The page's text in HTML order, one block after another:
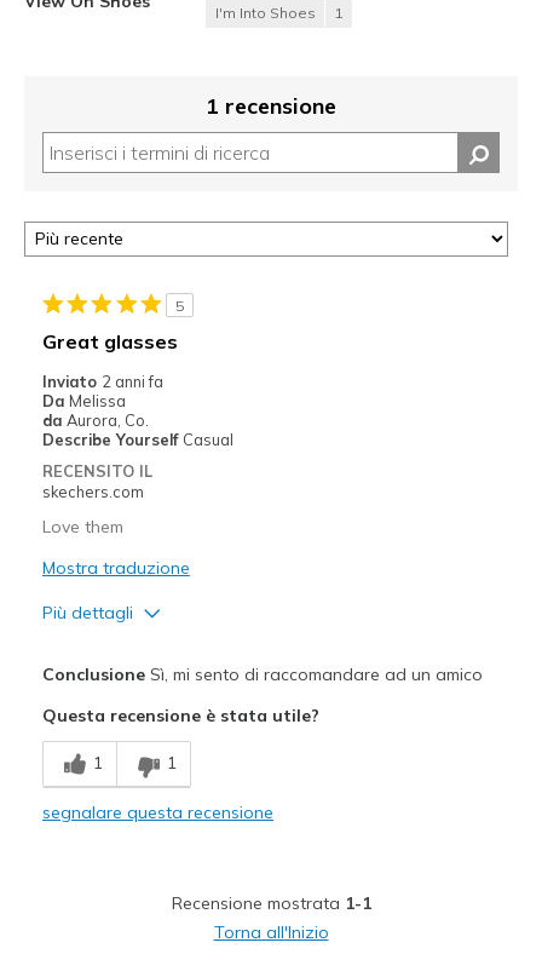
I'm Into Shoes 1
1 recensione
5
Great glasses
Inviato 2 anni fa
Da Melissa
da Aurora, Co.
Describe Yourself Casual
RECENSITO IL
skechers.com
Love them
Mostra traduzione
Più dettagli
Migliori Utilizzi:
Casual Wear
I'm Into Shoes
ConclusioneSì, mi sento di raccomandare ad un amico
Questa recensione è stata utile?
1 1
segnalare questa recensione
Recensione mostrata 1-1
Torna all'Inizio